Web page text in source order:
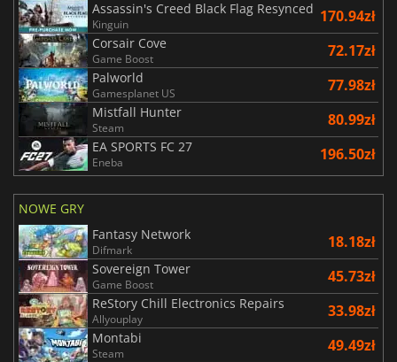
Assassin's Creed Black Flag Resynced
Kinguin 170.94zł
Corsair Cove
Game Boost 72.17zł
Palworld
Gamesplanet US 77.98zł
Mistfall Hunter
Steam 80.99zł
EA SPORTS FC 27
Eneba 196.50zł
NOWE GRY
Fantasy Network
Difmark 18.18zł
Sovereign Tower
Game Boost 45.73zł
ReStory Chill Electronics Repairs
Allyouplay 33.98zł
Montabi
Steam 49.49zł